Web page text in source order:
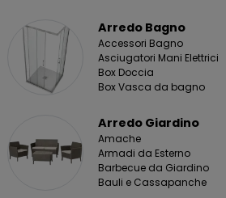
Arredo Bagno
Accessori Bagno
Asciugatori Mani Elettrici
Box Doccia
Box Vasca da bagno
Arredo Giardino
Amache
Armadi da Esterno
Barbecue da Giardino
Bauli e Cassapanche